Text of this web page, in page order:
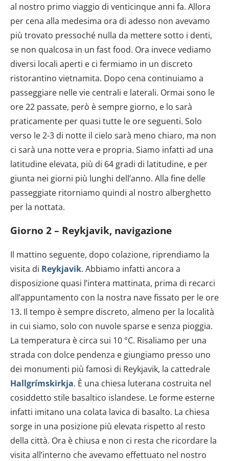
al nostro primo viaggio di venticinque anni fa. Allora
per cena alla medesima ora di adesso non avevamo
più trovato pressoché nulla da mettere sotto i denti,
se non qualcosa in un fast food. Ora invece vediamo
diversi locali aperti e ci fermiamo in un discreto
ristorantino vietnamita. Dopo cena continuiamo a
passeggiare nelle vie centrali e laterali. Ormai sono le
ore 22 passate, però è sempre giorno, e lo sarà
praticamente per quasi tutte le ore seguenti. Solo
verso le 2-3 di notte il cielo sarà meno chiaro, ma non
ci sarà una notte vera e propria. Siamo infatti ad una
latitudine elevata, più di 64 gradi di latitudine, e per
giunta nei giorni più lunghi dell’anno. Alla fine delle
passeggiate ritorniamo quindi al nostro alberghetto
per la nottata.
Giorno 2 – Reykjavik, navigazione
Il mattino seguente, dopo colazione, riprendiamo la
visita di Reykjavik. Abbiamo infatti ancora a
disposizione quasi l’intera mattinata, prima di recarci
all’appuntamento con la nostra nave fissato per le ore
13. Il tempo è sempre discreto, almeno per la località
in cui siamo, solo con nuvole sparse e senza pioggia.
La temperatura è circa sui 10 °C. Risaliamo per una
strada con dolce pendenza e giungiamo presso uno
dei monumenti più famosi di Reykjavik, la cattedrale
Hallgrímskirkja. È una chiesa luterana costruita nel
cosiddetto stile basaltico islandese. Le forme esterne
infatti imitano una colata lavica di basalto. La chiesa
sorge in una posizione più elevata rispetto al resto
della città. Ora è chiusa e non ci resta che ricordare la
visita all’interno che avevamo effettuato nel nostro